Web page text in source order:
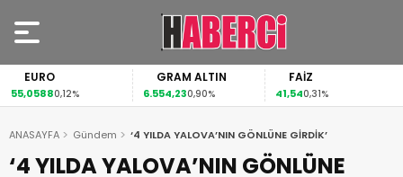
EURO
55,05880,12%
GRAM ALTIN
6.554,230,90%
FAİZ
41,540,31%
ANASAYFA Gündem ‘4 YILDA YALOVA’NIN GÖNLÜNE GİRDİK’
‘4 YILDA YALOVA’NIN GÖNLÜNE